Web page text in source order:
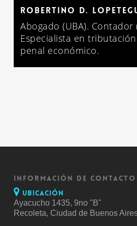
ROBERTINO D.
Abogado (UBA). Contador
Especialista en
penal económico.
INFORMACIÓN DE CONTACTO
Ubicación
Ayacucho 1435, 9no "B"
Recoleta, Ciudad de Buenos